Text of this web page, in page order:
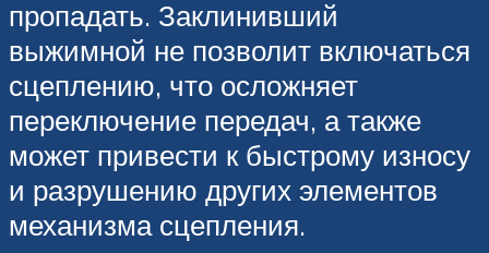
пропадать. Заклинивший
выжимной не позволит включаться
сцеплению, что осложняет
переключение передач, а также
может привести к быстрому износу
и разрушению других элементов
механизма сцепления.